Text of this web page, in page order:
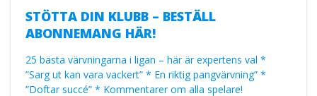
STÖTTA DIN KLUBB – BESTÄLL
ABONNEMANG HÄR!
25 bästa värvningarna i ligan – här är expertens val *
”Sarg ut kan vara vackert” * En riktig pangvärvning” *
”Doftar succé” * Kommentarer om alla spelare!